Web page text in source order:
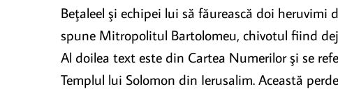
Beţaleel şi echipei lui să făurească doi heruvimi
spune Mitropolitul Bartolomeu, chivotul fiind
Al doilea text este din Cartea Numerilor şi se
Templul lui Solomon din Ierusalim. Această